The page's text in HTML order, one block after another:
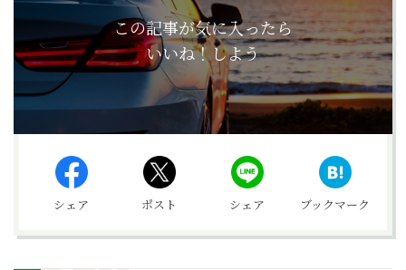
この記事が気に入ったら
いいね！しよう
シェア ポスト シェア ブックマーク